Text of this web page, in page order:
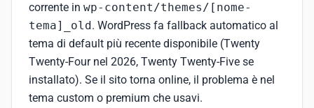
corrente in wp-content/themes/[nome-
tema]_old. WordPress fa fallback automatico al
tema di default più recente disponibile (Twenty
Twenty-Four nel 2026, Twenty Twenty-Five se
installato). Se il sito torna online, il problema è nel
tema custom o premium che usavi.